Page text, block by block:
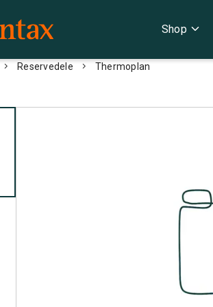
Shop expand_more
chevron_right Reservedele chevron_right Thermoplan